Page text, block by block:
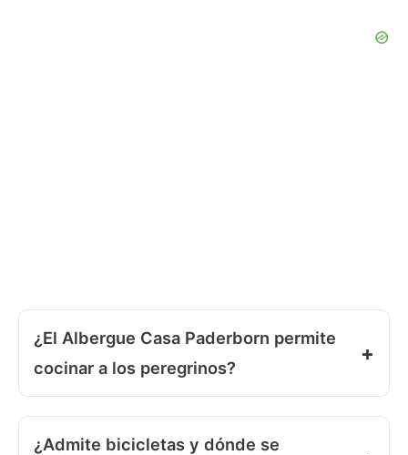
¿El Albergue Casa Paderborn permite
cocinar a los peregrinos?
¿Admite bicicletas y dónde se